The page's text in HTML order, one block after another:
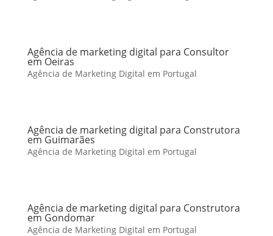
Agência de marketing digital para Consultor
em Oeiras
Agência de Marketing Digital em Portugal
Agência de marketing digital para Construtora
em Guimarães
Agência de Marketing Digital em Portugal
Agência de marketing digital para Construtora
em Gondomar
Agência de Marketing Digital em Portugal